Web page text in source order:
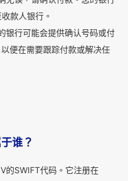
款人银行。
银行可能会提供确认号码或付
便在需要跟踪付款或解决任
谁？
的SWIFT代码。它注册在